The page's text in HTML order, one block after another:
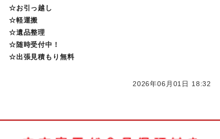
☆お引っ越し
☆軽運搬
☆遺品整理
☆随時受付中！
☆出張見積もり無料
2026年06月01日 18:32